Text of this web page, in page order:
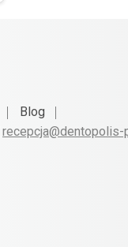
Blog
recepcja@dentopolis-